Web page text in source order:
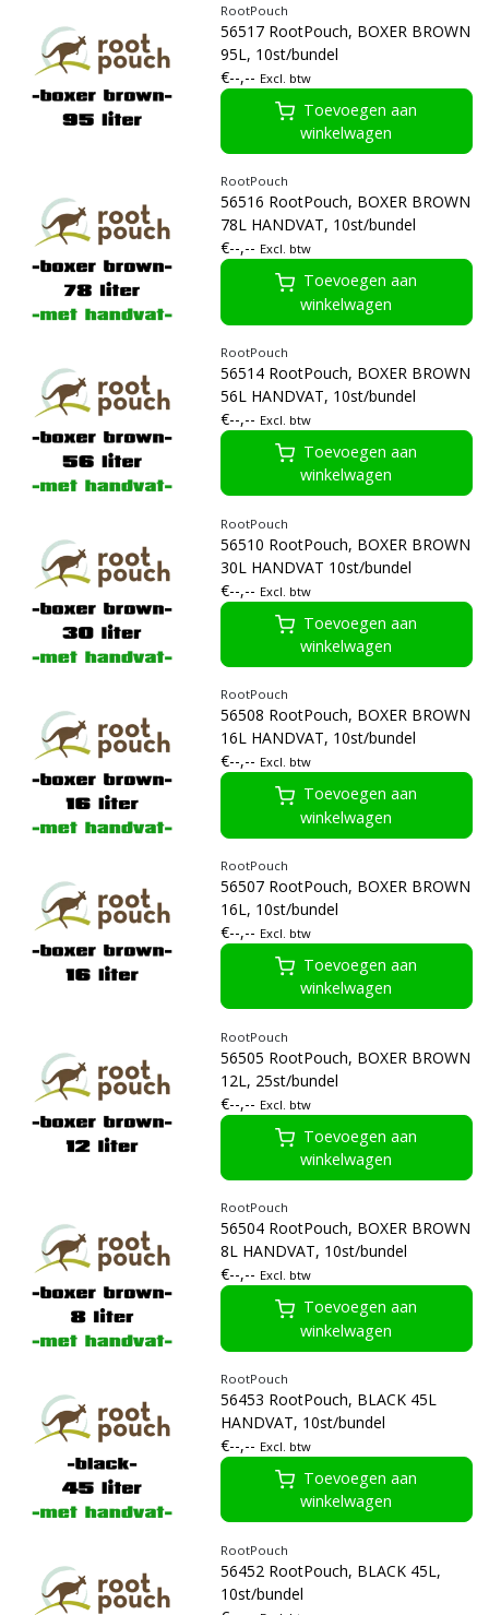
RootPouch
56517 RootPouch, BOXER BROWN
95L, 10st/bundel
€--,-- Excl. btw
Toevoegen aan
winkelwagen
RootPouch
56516 RootPouch, BOXER BROWN
78L HANDVAT, 10st/bundel
€--,-- Excl. btw
Toevoegen aan
winkelwagen
RootPouch
56514 RootPouch, BOXER BROWN
56L HANDVAT, 10st/bundel
€--,-- Excl. btw
Toevoegen aan
winkelwagen
RootPouch
56510 RootPouch, BOXER BROWN
30L HANDVAT 10st/bundel
€--,-- Excl. btw
Toevoegen aan
winkelwagen
RootPouch
56508 RootPouch, BOXER BROWN
16L HANDVAT, 10st/bundel
€--,-- Excl. btw
Toevoegen aan
winkelwagen
RootPouch
56507 RootPouch, BOXER BROWN
16L, 10st/bundel
€--,-- Excl. btw
Toevoegen aan
winkelwagen
RootPouch
56505 RootPouch, BOXER BROWN
12L, 25st/bundel
€--,-- Excl. btw
Toevoegen aan
winkelwagen
RootPouch
56504 RootPouch, BOXER BROWN
8L HANDVAT, 10st/bundel
€--,-- Excl. btw
Toevoegen aan
winkelwagen
RootPouch
56453 RootPouch, BLACK 45L
HANDVAT, 10st/bundel
€--,-- Excl. btw
Toevoegen aan
winkelwagen
RootPouch
56452 RootPouch, BLACK 45L,
10st/bundel